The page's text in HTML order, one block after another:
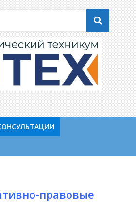
правовые